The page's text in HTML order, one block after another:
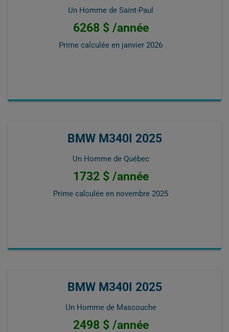
Un Homme de Saint-Paul
6268 $ /année
Prime calculée en janvier 2026
BMW M340I 2025
Un Homme de Québec
1732 $ /année
Prime calculée en novembre 2025
BMW M340I 2025
Un Homme de Mascouche
2498 $ /année